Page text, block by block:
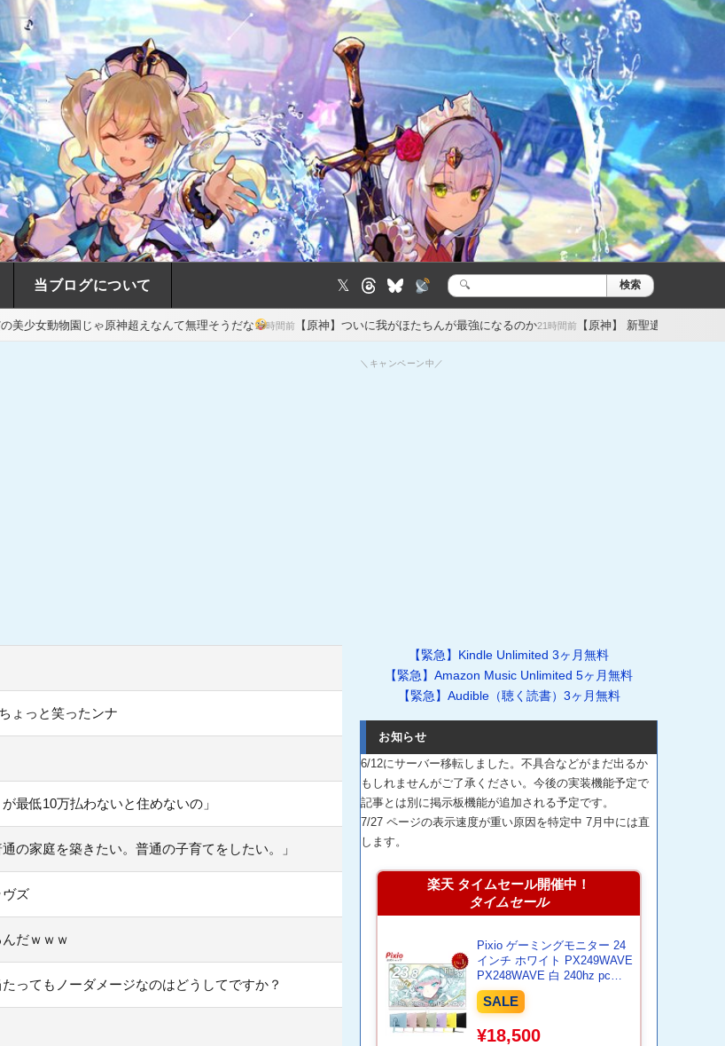
当ブログについて 𝕏
検
検索
神超えなんて無理そうだな 20時間前【原神】ついに我がほたちんが最強になるのか21時間前【原神】 新聖遺物はオデット用と7.1のヴェスナ
ょっと笑ったンナ
最低10万払わないと住めないの」
の家庭を築きたい。普通の子育てをしたい。」
ヴズ
だｗｗｗ
ってもノーダメージなのはどうしてですか？
＼キャンペーン中／
【緊急】Kindle Unlimited 3ヶ月無料
【緊急】Amazon Music Unlimited 5ヶ月無料
【緊急】Audible（聴く読書）3ヶ月無料
お知らせ
6/12にサーバー移転しました。不具合などがまだ出るか
もしれませんがご了承ください。今後の実装機能予定で
記事とは別に掲示板機能が追加される予定です。
7/27 ページの表示速度が重い原因を特定中 7月中には直
します。
楽天 タイムセール開催中！
タイムセール
Pixio ゲーミングモニター 24
インチ ホワイト PX249WAVE
PX248WAVE 白 240hz pcモ
ニター 120Hz 144Hz 165Hz
対応 モニター ピンク ブルー
ベージュ フルHD IPS HDR ノ
ングレア スピーカー内蔵
SALE
¥18,500